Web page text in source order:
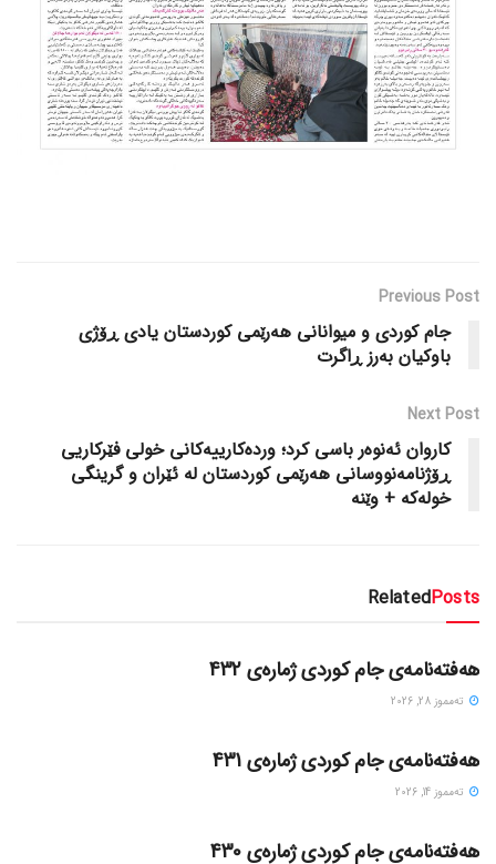
Previous Post
جام کوردی و میوانانی هەرێمی کوردستان یادی ڕۆژی
باوکیان بەرز ڕاگرت
Next Post
کاروان ئەنوەر باسی کرد؛ وردەکارییەکانی خولی فێرکاریی
ڕۆژنامەنووسانی هەرێمی کوردستان لە ئێران و گرینگی
خولەکە + وێنە
RelatedPosts
گۆڤاره‌کان
هەفتەنامەی جام کوردی ژمارەی 432
ته‌مموز 28, 2026
هەفتەنامەی جام کوردی ژمارەی 431
ته‌مموز 14, 2026
هەفتەنامەی جام کوردی ژمارەی 430